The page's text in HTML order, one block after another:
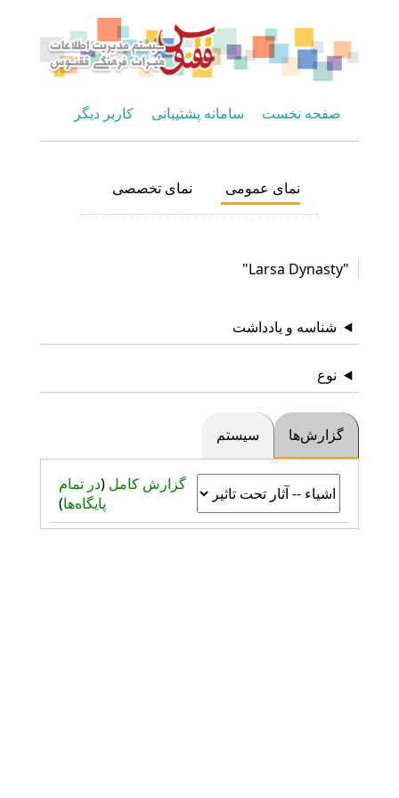
صفحه نخست سامانه پشتیبانی کاربر دیگر
نمای عمومی نمای تخصصی
"Larsa Dynasty"
شناسه و یادداشت
نوع
گزارش‌ها سیستم
گزارش کامل (در تمام
پایگاه‌ها)